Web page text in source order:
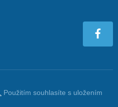
Použitím souhlasíte s uložením